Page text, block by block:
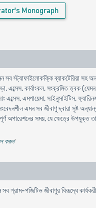
Monograph
সব স্ট্যাফাইলোকক্কি ব্যাকটেরিয়া সহ
এব্সেস, কার্বাংকল, সংক্রমিত ত্বক
এব্সেস, এমপায়েমা, সাইনুসাইটিস,
এমন সব জীবাণু দ্বারা সৃষ্ট অন্যান্য
অপারেশনের সময়, যে ক্ষেত্রে
করুন'
গ্রাম-পজিটিভ জীবাণুর বিরূদ্ধে